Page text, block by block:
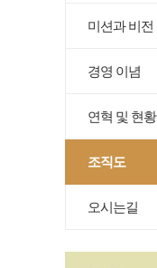
미션과 비전
경영 이념
연혁 및 현황
조직도
오시는길